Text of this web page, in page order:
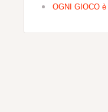
OGNI GIOCO